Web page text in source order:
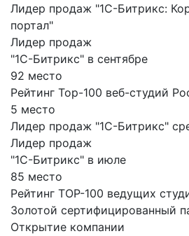
Лидер продаж "1С-Битрикс:
портал"
Лидер продаж
"1С-Битрикс" в сентябре
92 место
Рейтинг Top-100 веб-студий
5 место
Лидер продаж "1С-Битрикс"
Лидер продаж
"1С-Битрикс" в июле
85 место
Рейтинг TOP-100 ведущих
Золотой сертифицированный
Открытие компании